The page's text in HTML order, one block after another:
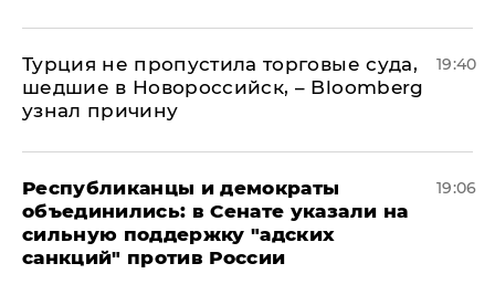
Турция не пропустила торговые суда,
шедшие в Новороссийск, – Bloomberg
узнал причину
19:40
Республиканцы и демократы
объединились: в Сенате указали на
сильную поддержку "адских
санкций" против России
19:06